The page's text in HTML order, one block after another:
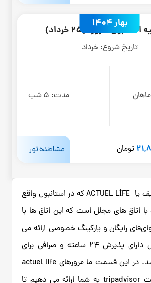
بهار 1404
6 روزه (25 خرداد)
تاریخ شروع: خرداد
ماهان مدت: 5 شب
تومان مشاهده تور
هتل اکچوال لایف یا ACTUEL LİFE که در استانبول واقع
اتاق های مجلل است که این اتاق‌ ها با
رایگان و پارکینگ خصوصی ارائه می
شوند. این هتل دارای پذیرش 24 ساعته و صرافی برای
مهمانان می باشد. در این قسمت ما مرورهای actuel life
hotel را از سایت tripadvisor به شما ارائه می دهیم تا